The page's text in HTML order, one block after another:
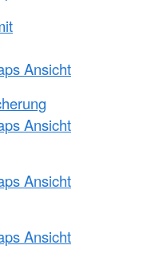
Ansicht
Ansicht
Ansicht
Ansicht